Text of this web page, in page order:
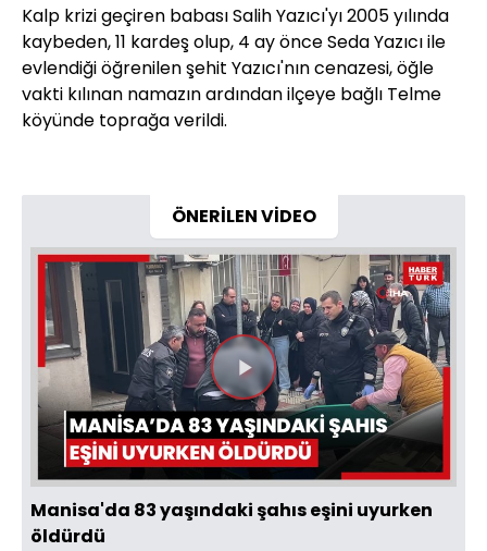
Kalp krizi geçiren babası Salih Yazıcı'yı 2005 yılında
kaybeden, 11 kardeş olup, 4 ay önce Seda Yazıcı ile
evlendiği öğrenilen şehit Yazıcı'nın cenazesi, öğle
vakti kılınan namazın ardından ilçeye bağlı Telme
köyünde toprağa verildi.
ÖNERİLEN VİDEO
Videoyu
Oynat
Manisa'da 83 yaşındaki şahıs eşini uyurken
öldürdü